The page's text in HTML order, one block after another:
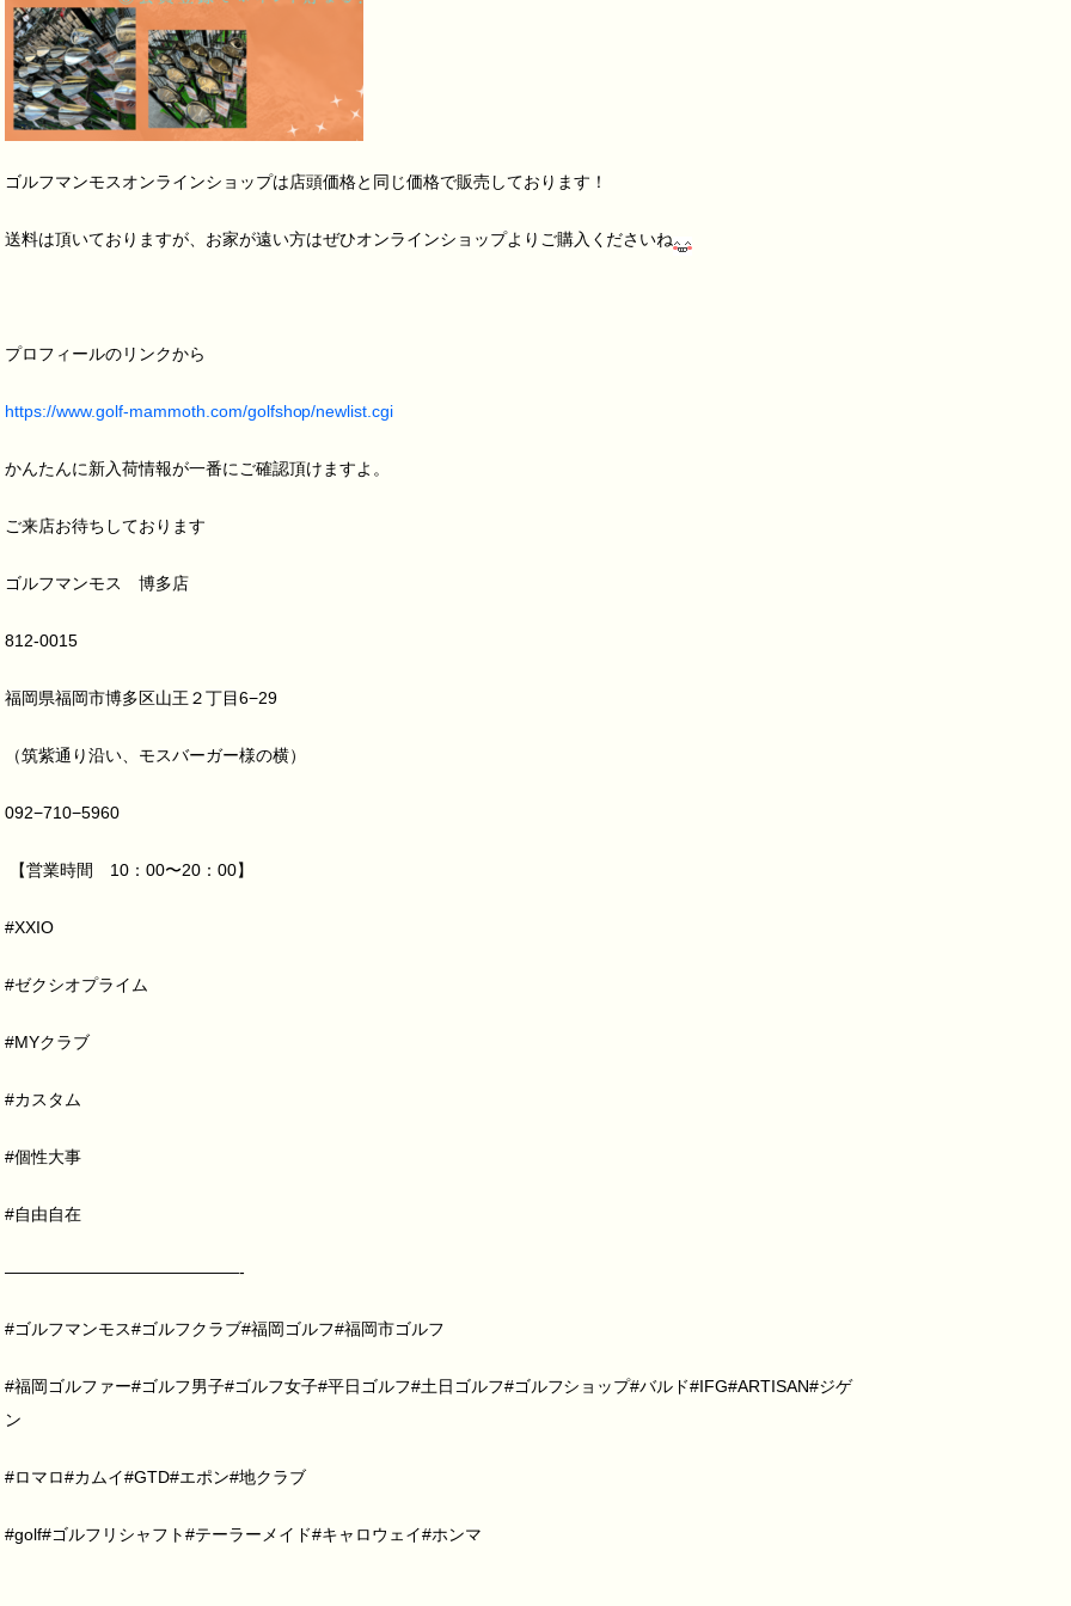
ゴルフマンモスオンラインショップは店頭価格と同じ価格で販売しております！
送料は頂いておりますが、お家が遠い方はぜひオンラインショップよりご購入くださいね
プロフィールのリンクから
https://www.golf-mammoth.com/golfshop/newlist.cgi
かんたんに新入荷情報が一番にご確認頂けますよ。
ご来店お待ちしております
ゴルフマンモス 博多店
812-0015
福岡県福岡市博多区山王２丁目6−29
（筑紫通り沿い、モスバーガー様の横）
092−710−5960
【営業時間 10：00〜20：00】
#XXIO
#ゼクシオプライム
#MYクラブ
#カスタム
#個性大事
#自由自在
——————————————-
#ゴルフマンモス#ゴルフクラブ#福岡ゴルフ#福岡市ゴルフ
#福岡ゴルファー#ゴルフ男子#ゴルフ女子#平日ゴルフ#土日ゴルフ#ゴルフショップ#バルド#IFG#ARTISAN#ジゲ
ン
#ロマロ#カムイ#GTD#エポン#地クラブ
#golf#ゴルフリシャフト#テーラーメイド#キャロウェイ#ホンマ